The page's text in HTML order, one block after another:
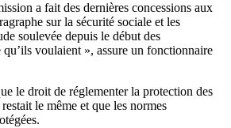
a fait des dernières concessions aux
sur la sécurité sociale et les
soulevée depuis le début des
qu’ils voulaient », assure un fonctionnaire
le droit de réglementer la protection des
le même et que les normes